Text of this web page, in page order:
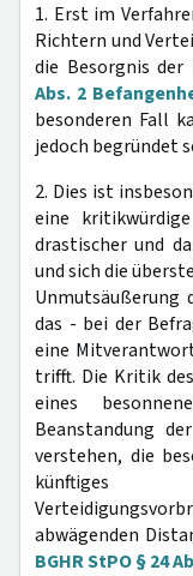
1. Erst im
Richtern und
die Besorgnis
Abs. 2
besonderen Fall
jedoch begründet
2. Dies ist
eine
drastischer und
und sich die
Unmutsäußerung
das - bei der
eine
trifft. Die Kritik
eines
Beanstandung
verstehen, die
künftiges
abwägenden
BGHR StPO § 24